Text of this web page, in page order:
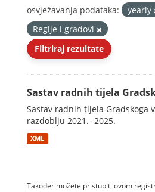
osvježavanja podataka:
yearly
Regije i gradovi
Filtriraj rezultate
Sastav radnih tijela
Sastav radnih tijela Gradskoga
razdoblju 2021. -2025.
XML
Također možete pristupiti ovom